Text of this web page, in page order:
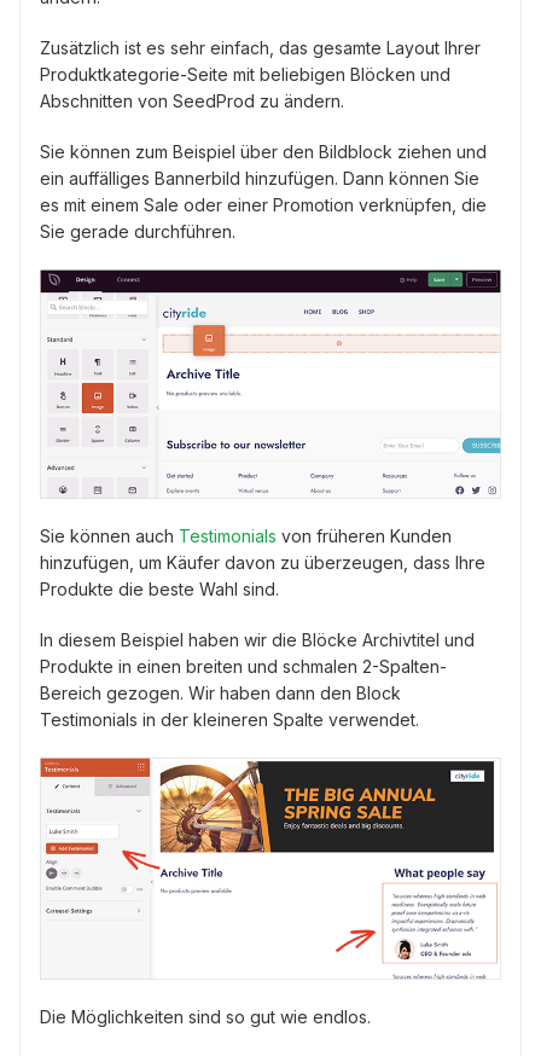
Zusätzlich ist es sehr einfach, das gesamte Layout Ihrer
Produktkategorie-Seite mit beliebigen Blöcken und
Abschnitten von SeedProd zu ändern.
Sie können zum Beispiel über den Bildblock ziehen und
ein auffälliges Bannerbild hinzufügen. Dann können Sie
es mit einem Sale oder einer Promotion verknüpfen, die
Sie gerade durchführen.
Sie können auch Testimonials von früheren Kunden
hinzufügen, um Käufer davon zu überzeugen, dass Ihre
Produkte die beste Wahl sind.
In diesem Beispiel haben wir die Blöcke Archivtitel und
Produkte in einen breiten und schmalen 2-Spalten-
Bereich gezogen. Wir haben dann den Block
Testimonials in der kleineren Spalte verwendet.
Die Möglichkeiten sind so gut wie endlos.